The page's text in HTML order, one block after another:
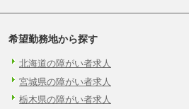
希望勤務地から探す
北海道の障がい者求人
宮城県の障がい者求人
栃木県の障がい者求人